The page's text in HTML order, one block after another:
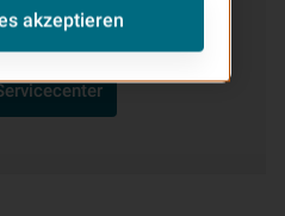
der VHV.
akzeptieren